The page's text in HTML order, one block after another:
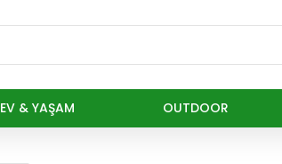
EV & YAŞAM OUTDOOR